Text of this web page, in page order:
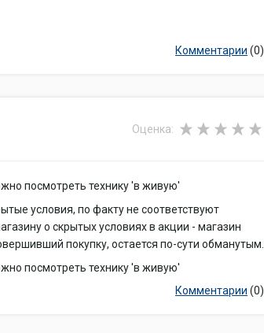
Комментарии (0)
Оценка:
посмотреть технику 'в живую'
условия, по факту не соответствуют
о скрытых условиях в акции - магазин
покупку, остается по-сути обманутым.
посмотреть технику 'в живую'
Комментарии (0)